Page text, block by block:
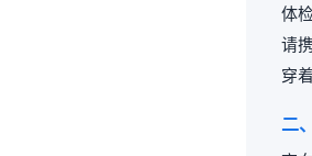
体
请
穿
二